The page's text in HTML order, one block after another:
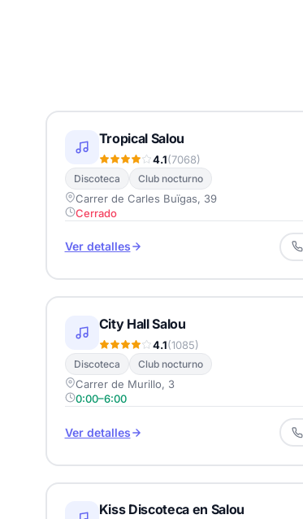
Tropical Salou
4.1(7068)
Discoteca Club nocturno
Carrer de Carles Buïgas, 39
Cerrado
Ver detalles
City Hall Salou
4.1(1085)
Discoteca Club nocturno
Carrer de Murillo, 3
0:00–6:00
Ver detalles
Kiss Discoteca en Salou